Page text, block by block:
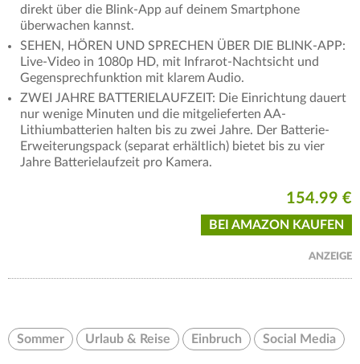
direkt über die Blink-App auf deinem Smartphone
überwachen kannst.
SEHEN, HÖREN UND SPRECHEN ÜBER DIE BLINK-APP:
Live-Video in 1080p HD, mit Infrarot-Nachtsicht und
Gegensprechfunktion mit klarem Audio.
ZWEI JAHRE BATTERIELAUFZEIT: Die Einrichtung dauert
nur wenige Minuten und die mitgelieferten AA-
Lithiumbatterien halten bis zu zwei Jahre. Der Batterie-
Erweiterungspack (separat erhältlich) bietet bis zu vier
Jahre Batterielaufzeit pro Kamera.
154.99 €
BEI AMAZON KAUFEN
ANZEIGE
Sommer Urlaub & Reise Einbruch Social Media